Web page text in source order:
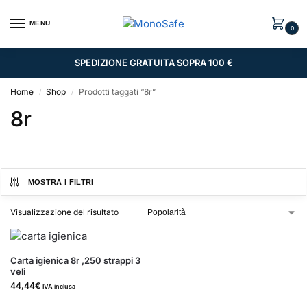
MENU
0
SPEDIZIONE GRATUITA SOPRA 100 €
Home / Shop / Prodotti taggati “8r”
8r
MOSTRA I FILTRI
Visualizzazione del risultato
Carta igienica 8r ,250 strappi 3
veli
44,44€ IVA inclusa